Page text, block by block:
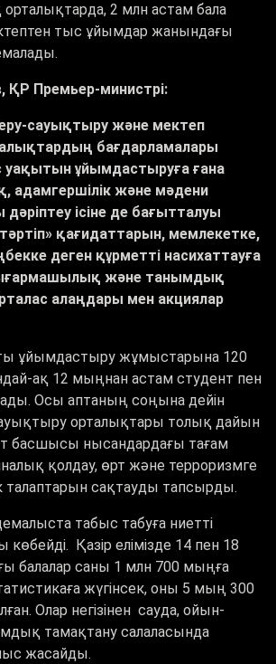
2 млн астам бала
тыс ұйымдар жанындағы
ҚР Премьер-министрі:
сауықтыру және мектеп
бағдарламалары
уақытын ұйымдастыруға ғана
адамгершілік және мәдени
ісіне де бағытталуы
қағидаттарын, мемлекетке,
деген құрметті насихаттауға
және танымдық
алаңдары мен акциялар
ұйымдастыру жұмыстарына 120
ақ 12 мыңнан астам студент пен
Осы аптаның соңына дейін
орталықтары толық дайын
басшысы нысандардағы тағам
қолдау, өрт және терроризмге
талаптарын сақтауды тапсырды.
табыс табуға ниетті
Қазір елімізде 14 пен 18
балалар саны 1 млн 700 мыңға
жүгінсек, оны 5 мың 300
Олар негізінен сауда, ойын-
тамақтану салаласында
жасайды.